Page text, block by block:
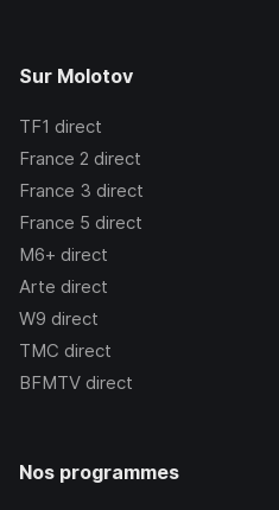
Sur Molotov
TF1 direct
France 2 direct
France 3 direct
France 5 direct
M6+ direct
Arte direct
W9 direct
TMC direct
BFMTV direct
Nos programmes